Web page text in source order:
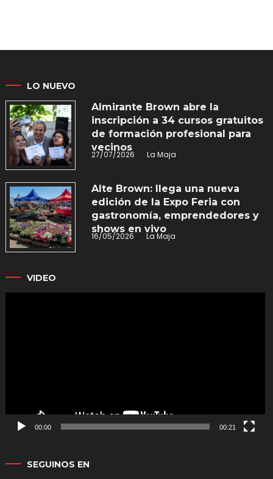
LO NUEVO
Almirante Brown abre la
inscripción a 34 cursos gratuitos
de formación profesional para
vecinos
27/07/2026 La Maja
Alte Brown: llega una nueva
edición de la Expo Feria con
gastronomía, emprendedores y
shows en vivo
16/05/2026 La Maja
VIDEO
00:00 00:21
SEGUINOS EN